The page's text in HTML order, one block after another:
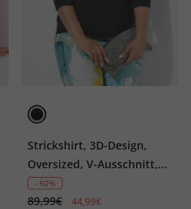
Strickshirt, 3D-Design,
Oversized, V-Ausschnitt,
Halbarm
- 50%
89,99€ 44,99€